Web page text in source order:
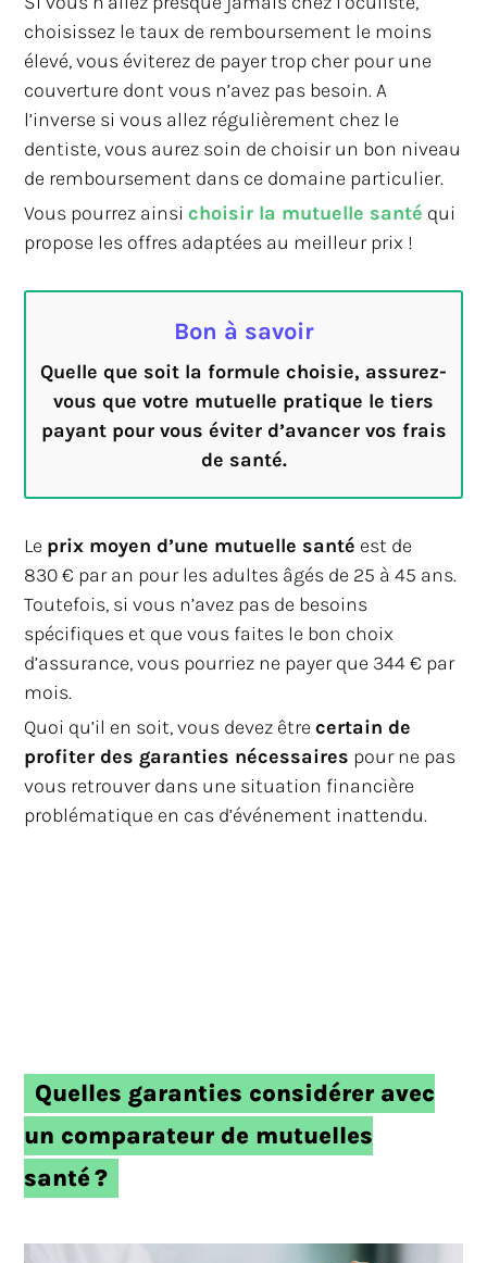
choisissez le taux de remboursement le moins
élevé, vous éviterez de payer trop cher pour une
couverture dont vous n’avez pas besoin. A
l’inverse si vous allez régulièrement chez le
dentiste, vous aurez soin de choisir un bon niveau
de remboursement dans ce domaine particulier.
Vous pourrez ainsichoisir la mutuelle santé qui
propose les offres adaptées au meilleur prix !
Bon à savoir
Quelle que soit la formule choisie, assurez-
vous que votre mutuelle pratique le tiers
payant pour vous éviter d’avancer vos frais
de santé.
Le prix moyen d’une mutuelle santé est de
830 € par an pour les adultes âgés de 25 à 45 ans.
Toutefois, si vous n’avez pas de besoins
spécifiques et que vous faites le bon choix
d’assurance, vous pourriez ne payer que 344 € par
mois.
Quoi qu’il en soit, vous devez êtrecertain de
profiter des garanties nécessaires pour ne pas
vous retrouver dans une situation financière
problématique en cas d’événement inattendu.
Quelles garanties considérer avec
un comparateur de mutuelles
santé ?